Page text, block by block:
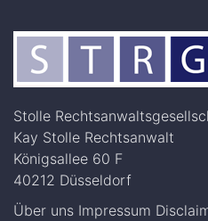
Stolle
Kay Stolle Rechtsanwalt
Königsallee 60 F
40212 Düsseldorf
Über uns Impressum